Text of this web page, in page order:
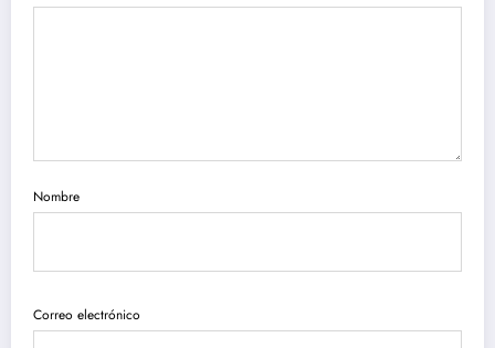
Nombre
Correo electrónico